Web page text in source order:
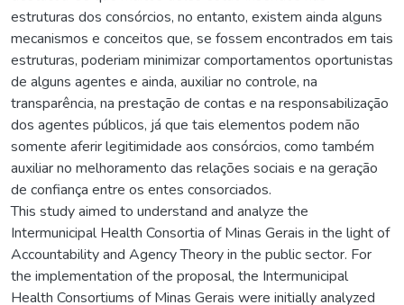
estruturas dos consórcios, no entanto, existem ainda alguns
mecanismos e conceitos que, se fossem encontrados em tais
estruturas, poderiam minimizar comportamentos oportunistas
de alguns agentes e ainda, auxiliar no controle, na
transparência, na prestação de contas e na responsabilização
dos agentes públicos, já que tais elementos podem não
somente aferir legitimidade aos consórcios, como também
auxiliar no melhoramento das relações sociais e na geração
de confiança entre os entes consorciados.
This study aimed to understand and analyze the
Intermunicipal Health Consortia of Minas Gerais in the light of
Accountability and Agency Theory in the public sector. For
the implementation of the proposal, the Intermunicipal
Health Consortiums of Minas Gerais were initially analyzed